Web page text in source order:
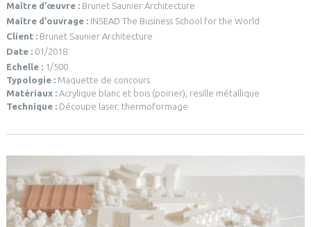
Maître d’œuvre : Brunet Saunier Architecture
Maître d’ouvrage : INSEAD The Business School for the World
Client : Brunet Saunier Architecture
Date : 01/2018
Echelle : 1/500
Typologie : Maquette de concours
Matériaux : Acrylique blanc et bois (poirier), resille métallique
Technique : Découpe laser, thermoformage